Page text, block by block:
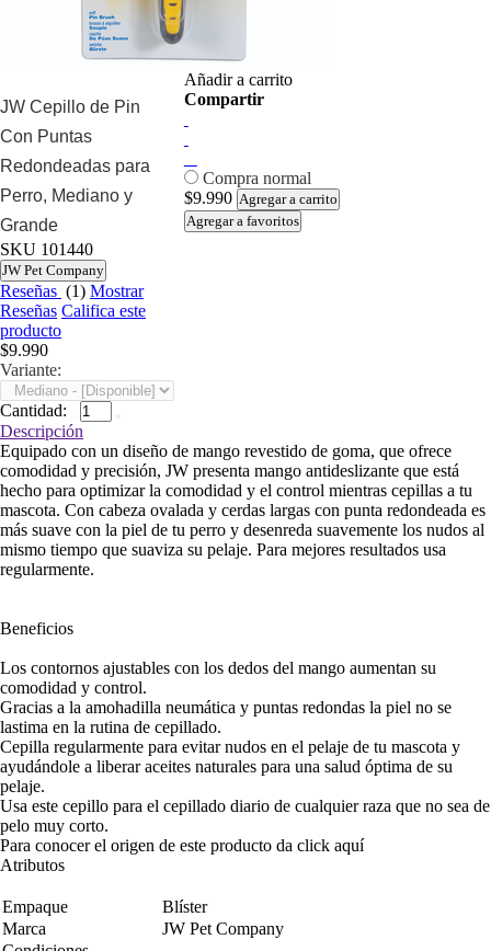
JW Cepillo de Pin
Con Puntas
Redondeadas para
Perro, Mediano y
Grande
SKU 101440
JW Pet Company
Reseñas (1) Mostrar
Reseñas Califica este
producto
$9.990
Variante:
Cantidad:
Añadir a carrito
Compartir
Compra normal
$9.990 Agregar a carrito
Agregar a favoritos
Descripción
Equipado con un diseño de mango revestido de goma, que ofrece
comodidad y precisión, JW presenta mango antideslizante que está
hecho para optimizar la comodidad y el control mientras cepillas a tu
mascota. Con cabeza ovalada y cerdas largas con punta redondeada es
más suave con la piel de tu perro y desenreda suavemente los nudos al
mismo tiempo que suaviza su pelaje. Para mejores resultados usa
regularmente.
Beneficios
Los contornos ajustables con los dedos del mango aumentan su
comodidad y control.
Gracias a la amohadilla neumática y puntas redondas la piel no se
lastima en la rutina de cepillado.
Cepilla regularmente para evitar nudos en el pelaje de tu mascota y
ayudándole a liberar aceites naturales para una salud óptima de su
pelaje.
Usa este cepillo para el cepillado diario de cualquier raza que no sea de
pelo muy corto.
Para conocer el origen de este producto da click aquí
Atributos
Empaque
Blíster
Marca
JW Pet Company